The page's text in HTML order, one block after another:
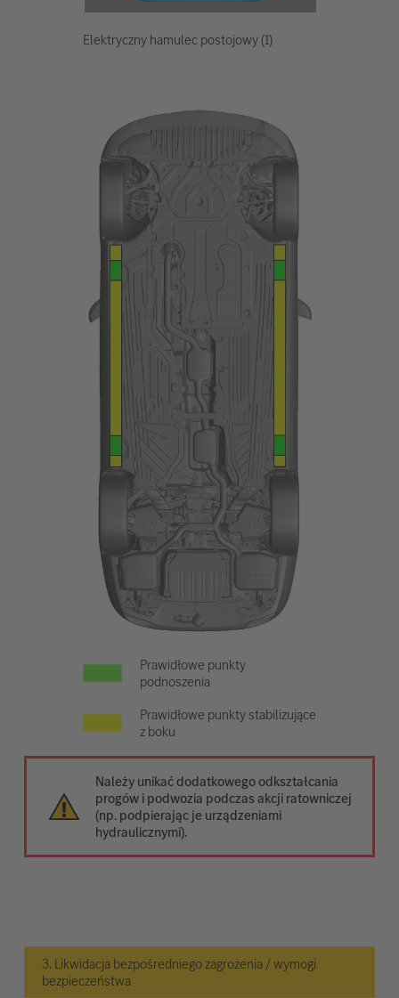
Elektryczny hamulec postojowy (1)
Prawidłowe punkty
podnoszenia
Prawidłowe punkty stabilizujące
z boku
Należy unikać dodatkowego odkształcania
progów i podwozia podczas akcji ratowniczej
(np. podpierając je urządzeniami
hydraulicznymi).
3. Likwidacja bezpośredniego zagrożenia / wymogi
bezpieczeństwa